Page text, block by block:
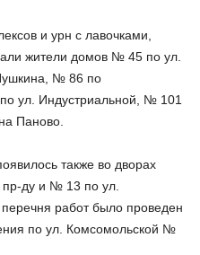
и урн с лавочками,
жители домов № 45 по ул.
№ 86 по
ул. Индустриальной, № 101
Паново.
также во дворах
ду и № 13 по ул.
работ было проведен
по ул. Комсомольской №